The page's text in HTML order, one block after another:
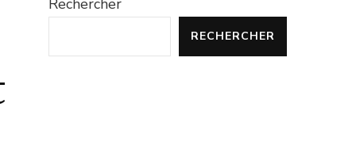
Rechercher
RECHERCHER